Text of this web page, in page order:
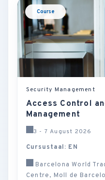
Course
Security Management
Access Control
Management
3 - 7 August 2026
Cursustaal: EN
Barcelona World
Centre, Moll de